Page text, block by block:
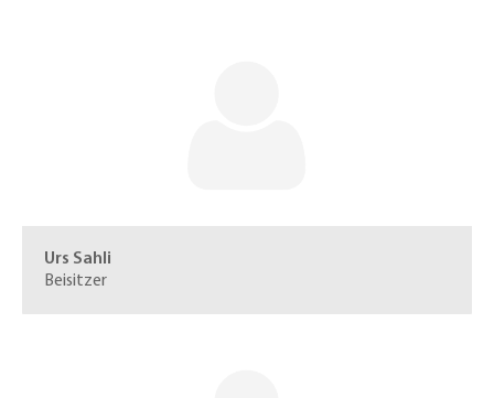
Urs Sahli
Beisitzer